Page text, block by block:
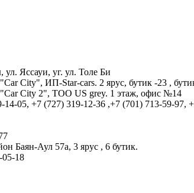
Яссауи, уг. ул. Толе Би
City", ИП-Star-cars. 2 ярус, бутик -23 ,
City 2", TOO US grey. 1 этаж, офис №14
14-05, +7 (727) 319-12-36 ,+7 (701) 713-59-97,
Баян-Аул 57а, 3 ярус , 6 бутик.
05-18